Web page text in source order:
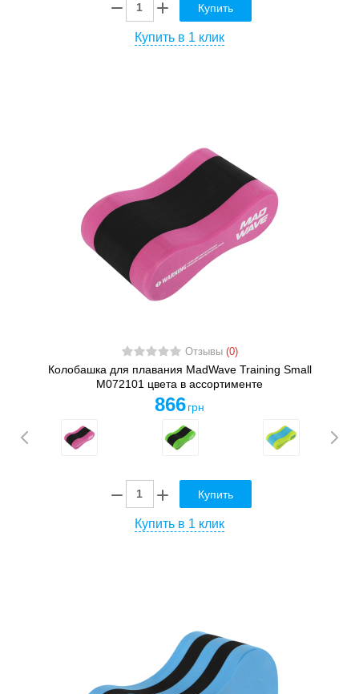
Купить
Купить в 1 клик
Отзывы (0)
Колобашка для плавания MadWave Training Small
M072101 цвета в ассортименте
866 грн
Купить
Купить в 1 клик